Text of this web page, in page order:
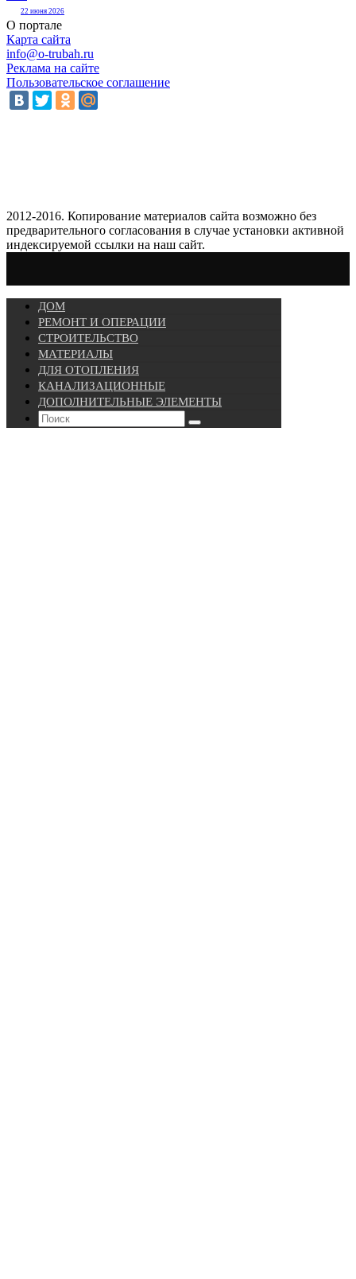
22 июня 2026
О портале
Карта сайта
info@o-trubah.ru
Реклама на сайте
Пользовательское соглашение
2012-2016. Копирование материалов сайта возможно без
предварительного согласования в случае установки активной
индексируемой ссылки на наш сайт.
ДОМ
РЕМОНТ И ОПЕРАЦИИ
СТРОИТЕЛЬСТВО
МАТЕРИАЛЫ
ДЛЯ ОТОПЛЕНИЯ
КАНАЛИЗАЦИОННЫЕ
ДОПОЛНИТЕЛЬНЫЕ ЭЛЕМЕНТЫ